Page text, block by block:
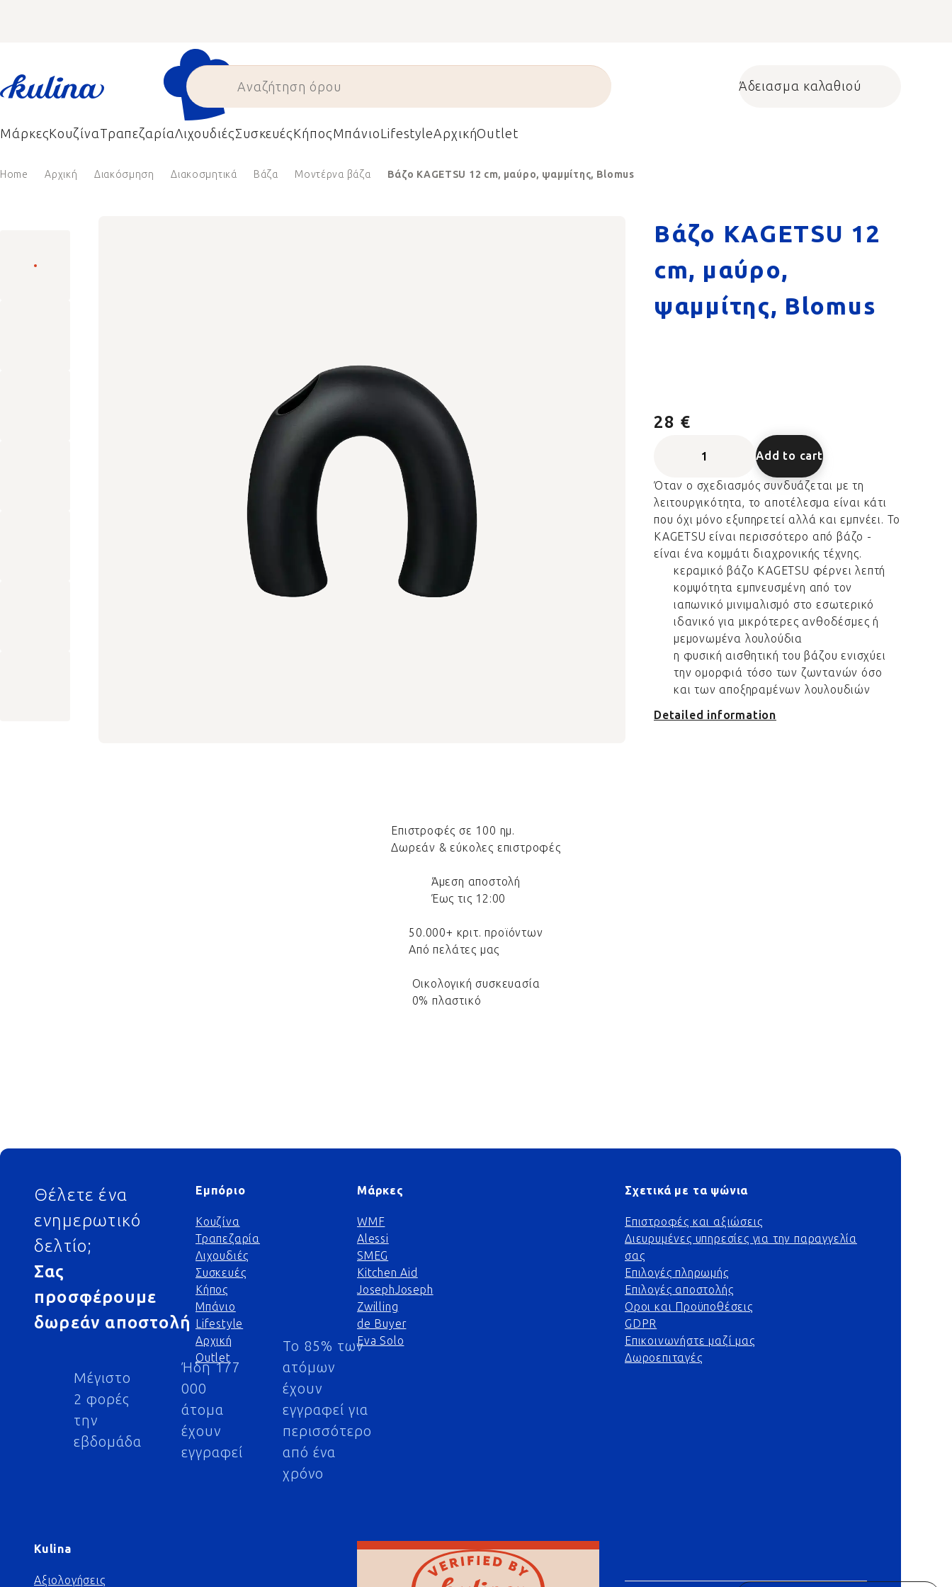
Shopping cart
Άδειασμα καλαθιού
ΜάρκεςΚουζίναΤραπεζαρίαΛιχουδιέςΣυσκευέςΚήποςΜπάνιοLifestyleΑρχικήOutlet
Home Αρχική Διακόσμηση Διακοσμητικά Βάζα Μοντέρνα βάζα Βάζο KAGETSU 12 cm, μαύρο, ψαμμίτης, Blomus
Βάζο KAGETSU 12
cm, μαύρο,
ψαμμίτης, Blomus
28 €
Add to cart
Όταν ο σχεδιασμός συνδυάζεται με τη
λειτουργικότητα, το αποτέλεσμα είναι κάτι
που όχι μόνο εξυπηρετεί αλλά και εμπνέει. Το
KAGETSU είναι περισσότερο από βάζο -
είναι ένα κομμάτι διαχρονικής τέχνης.
κεραμικό βάζο KAGETSU φέρνει λεπτή
κομψότητα εμπνευσμένη από τον
ιαπωνικό μινιμαλισμό στο εσωτερικό
ιδανικό για μικρότερες ανθοδέσμες ή
μεμονωμένα λουλούδια
η φυσική αισθητική του βάζου ενισχύει
την ομορφιά τόσο των ζωντανών όσο
και των αποξηραμένων λουλουδιών
Detailed information
Επιστροφές σε 100 ημ.
Δωρεάν & εύκολες επιστροφές
Άμεση αποστολή
Έως τις 12:00
50.000+ κριτ. προϊόντων
Από πελάτες μας
Οικολογική συσκευασία
0% πλαστικό
Footer
Θέλετε ένα
ενημερωτικό
δελτίο;
Σας
προσφέρουμε
δωρεάν αποστολή
Μέγιστο
2 φορές
την
εβδομάδα
Ήδη 177
000
άτομα
έχουν
εγγραφεί
Το 85% των
ατόμων
έχουν
εγγραφεί για
περισσότερο
από ένα
χρόνο
Εμπόριο
Κουζίνα
Τραπεζαρία
Λιχουδιές
Συσκευές
Κήπος
Μπάνιο
Lifestyle
Αρχική
Outlet
Μάρκες
WMF
Alessi
SMEG
Kitchen Aid
JosephJoseph
Zwilling
de Buyer
Eva Solo
Σχετικά με τα ψώνια
Επιστροφές και αξιώσεις
Διευρυμένες υπηρεσίες για την παραγγελία
σας
Επιλογές πληρωμής
Επιλογές αποστολής
Οροι και Προϋποθέσεις
GDPR
Επικοινωνήστε μαζί μας
Δωροεπιταγές
Kulina
Αξιολογήσεις